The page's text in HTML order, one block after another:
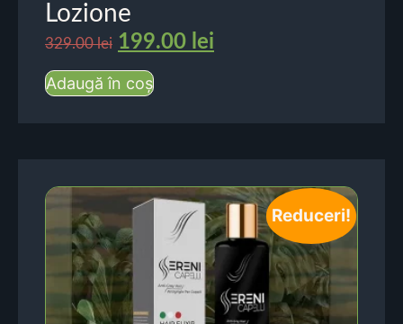
Lozione
329.00lei 199.00 lei
Adaugă în coș
Reduceri!